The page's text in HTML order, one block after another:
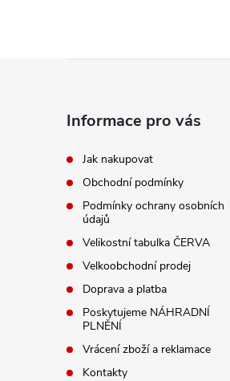
Informace pro vás
Jak nakupovat
Obchodní podmínky
Podmínky ochrany osobních
údajů
Velikostní tabulka ČERVA
Velkoobchodní prodej
Doprava a platba
Poskytujeme NÁHRADNÍ
PLNĚNÍ
Vrácení zboží a reklamace
Kontakty